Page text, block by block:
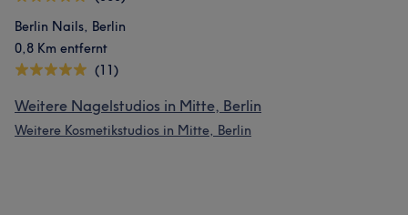
Berlin Nails, Berlin
0,8 Km entfernt
(11)
Weitere Nagelstudios in Mitte, Berlin
Weitere Kosmetikstudios in Mitte, Berlin